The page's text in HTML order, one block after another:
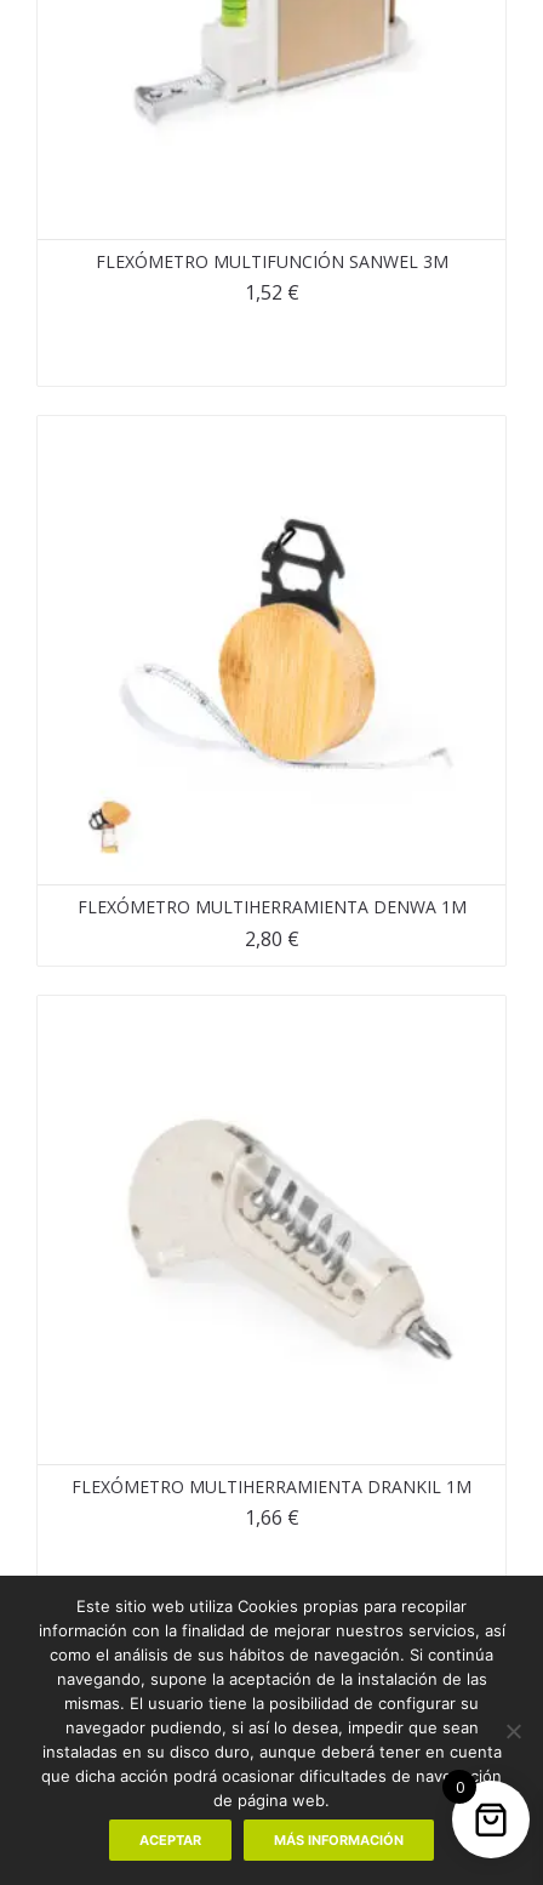
FLEXÓMETRO MULTIFUNCIÓN SANWEL 3M
1,52 €
FLEXÓMETRO MULTIHERRAMIENTA DENWA 1M
2,80 €
FLEXÓMETRO MULTIHERRAMIENTA DRANKIL 1M
1,66 €
0
Este sitio web utiliza Cookies propias para recopilar
información con la finalidad de mejorar nuestros servicios, así
como el análisis de sus hábitos de navegación. Si continúa
navegando, supone la aceptación de la instalación de las
mismas. El usuario tiene la posibilidad de configurar su
navegador pudiendo, si así lo desea, impedir que sean
instaladas en su disco duro, aunque deberá tener en cuenta
que dicha acción podrá ocasionar dificultades de navegación
de página web.
ACEPTAR MÁS INFORMACIÓN